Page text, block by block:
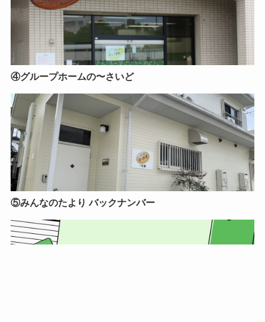
④グループホームの〜さいど
⑤みんなのたより バックナンバー